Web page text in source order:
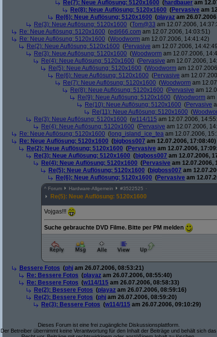
Re(7): Neue Auflösung: 5120x1600 (hardbauer am
Re(8): Neue Auflösung: 5120x1600 (Pervasive am
Re(6): Neue Auflösung: 5120x1600 (playaz am
Re(3): Neue Auflösung: 5120x1600 (Tom@33 am 12.07.2006,
Re: Neue Auflösung: 5120x1600 (edi666.com am 12.07.2006, 14:03:51)
Re: Neue Auflösung: 5120x1600 (Woodworm am 12.07.2006, 14:41:42)
Re(2): Neue Auflösung: 5120x1600 (Pervasive am 12.07.2006,
Re(3): Neue Auflösung: 5120x1600 (Woodworm am 12.07.2006,
Re(4): Neue Auflösung: 5120x1600 (Pervasive am 12.07.2006,
Re(5): Neue Auflösung: 5120x1600 (Woodworm am
Re(6): Neue Auflösung: 5120x1600 (Pervasive am
Re(7): Neue Auflösung: 5120x1600 (Woodworm am
Re(8): Neue Auflösung: 5120x1600 (Pervasive am
Re(9): Neue Auflösung: 5120x1600 (Woodworm am
Re(10): Neue Auflösung: 5120x1600 (Pervasive
Re(11): Neue Auflösung: 5120x1600 (
Re(3): Neue Auflösung: 5120x1600 (w114/115 am 12.07.2006,
Re(4): Neue Auflösung: 5120x1600 (Pervasive am 12.07.2006,
Re: Neue Auflösung: 5120x1600 ( long_island_ice_tea am 12.07.2006,
Re: Neue Auflösung: 5120x1600 (bigboss007 am 12.07.2006, 17:08:40)
Re(2): Neue Auflösung: 5120x1600 (Pervasive am 12.07.2006,
Re(3): Neue Auflösung: 5120x1600 (bigboss007 am 12.07.2006,
Re(4): Neue Auflösung: 5120x1600 (Pervasive am 12.07.2006,
Re(5): Neue Auflösung: 5120x1600 (bigboss007 am
Re(6): Neue Auflösung: 5120x1600 (Pervasive am
^ Forum Hardware-Allgemein #3522525
Re(5): Neue Auflösung: 5120x1600
Vojgas!!!
Suche gebrauchte DVD Filme. Bitte per PM melden
Bessere Fotos (phj am 26.07.2006, 08:53:21)
Re: Bessere Fotos (playaz am 26.07.2006, 08:55:40)
Re: Bessere Fotos (w114/115 am 26.07.2006, 08:58:33)
Re(2): Bessere Fotos (playaz am 26.07.2006, 08:59:16)
Re(2): Bessere Fotos (phj am 26.07.2006, 08:59:20)
Re(3): Bessere Fotos (w114/115 am 26.07.2006, 09:10:29)
Dieses Forum ist eine frei zugängliche Diskussionsplattform.
Der Betreiber übernimmt keine Verantwortung für den Inhalt der Beiträge und behält sich das